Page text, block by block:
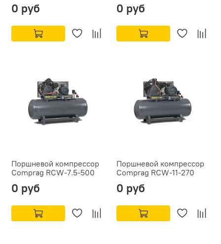
0 руб 0 руб
Поршневой компрессор
Comprag RCW-7.5-500
0 руб
Поршневой компрессор
Comprag RCW-11-270
0 руб